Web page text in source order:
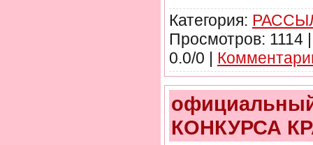
Категория:
Просмотров: 1114
0.0/0 |
КОНКУРСА